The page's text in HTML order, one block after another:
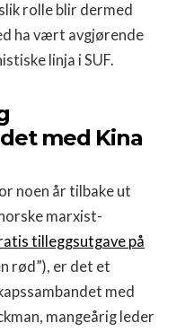
rolle blir dermed
ha vært avgjørende
linja i SUF.
med Kina
noen år tilbake ut
marxist-
tilleggsutgave på
rød”), er det et
med
mangeårig leder